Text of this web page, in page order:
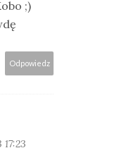
;)
Odpowiedz
17:23